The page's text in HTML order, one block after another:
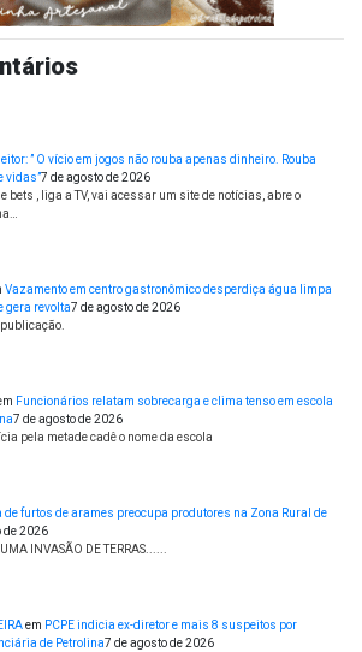
” O vício em jogos não rouba apenas dinheiro. Rouba
vidas”7 de agosto de 2026
bets , liga a TV, vai acessar um site de notícias, abre o
Vazamento em centro gastronômico desperdiça água limpa
gera revolta7 de agosto de 2026
Funcionários relatam sobrecarga e clima tenso em escola
7 de agosto de 2026
pela metade cadê o nome da escola
de furtos de arames preocupa produtores na Zona Rural de
de 2026
INVASÃO DE TERRAS......
em PCPE indicia ex-diretor e mais 8 suspeitos por
de Petrolina7 de agosto de 2026